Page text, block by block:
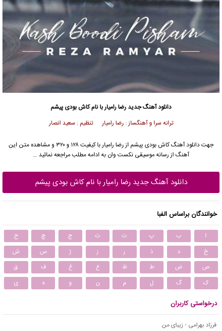
دانلود آهنگ جدیدرضا رامیاربا نام کاش بودی پیشم
ترانه سرا و آهنگساز : رضا رامیار تنظیم : سعید انصار
جهت دانلود آهنگ کاش بودی پیشم از رضا رامیار
با کیفیت ۱۲۸ و ۳۲۰ و مشاهده متن این
آهنگ از رسانه موسیقی نکست وان به ادامه مطلب مراجعه نمائید …
دانلود آهنگ جدید رضا رامیار با نام کاش بودی پیشم
خوانندگان براساس الفبا
ا ب پ ت ث ج چ
ح
خ
د ذ ر ز ژ س
ش
ص
ض ط ظ ع غ ف
ق
ک
گ ل م ن و ه ی
درخواستی کاربران
فرزاد بهرامی - زیبای من